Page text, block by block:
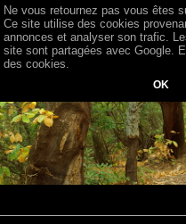
Ne vous retournez pas vous êtes
Ce site utilise des cookies
annonces et analyser son trafic.
site sont partagées avec Google.
des cookies.
OK